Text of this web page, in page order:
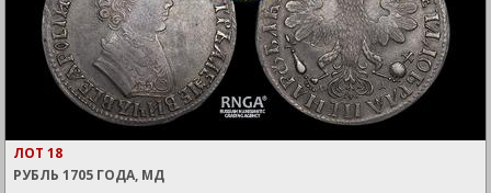
ЛОТ 18
РУБЛЬ 1705 ГОДА, МД